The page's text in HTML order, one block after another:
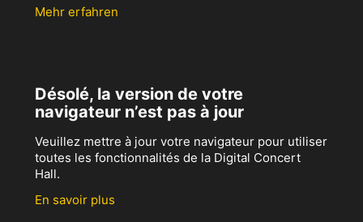
Mehr erfahren
Désolé, la version de votre
navigateur n’est pas à jour
Veuillez mettre à jour votre navigateur pour utiliser
toutes les fonctionnalités de la Digital Concert
Hall.
En savoir plus